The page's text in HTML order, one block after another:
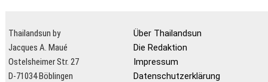
Thailandsun by
Jacques A. Maué
Ostelsheimer Str. 27
D-71034 Böblingen
Über Thailandsun
Die Redaktion
Impressum
Datenschutzerklärung